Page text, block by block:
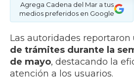
Agrega Cadena del Mar a tus
medios preferidos en Google
Las autoridades reportaron
de trámites durante la
de mayo, destacando la
atención a los usuarios.